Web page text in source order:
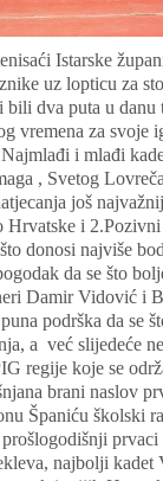
Istarske
uz lopticu za
bili dva puta u danu
vremena za svoje
i mlađi
, Svetog
još
Hrvatske i
donosi najviše
da se što
Damir Vidović i
podrška da se
a već slijedeće
regije koje se
brani naslov
Španiću školski
najbolji kadet